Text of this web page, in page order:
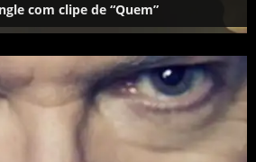
com clipe de “Quem”